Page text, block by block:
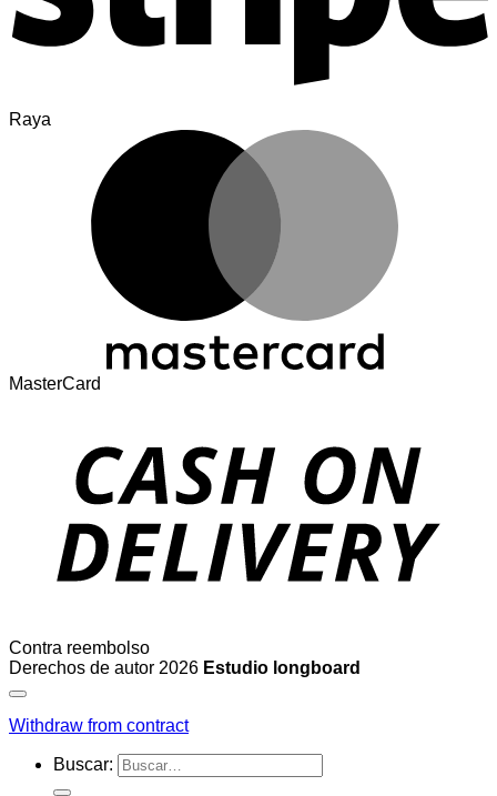
Raya
MasterCard
Contra reembolso
Derechos de autor 2026 Estudio longboard
Withdraw from contract
Buscar: